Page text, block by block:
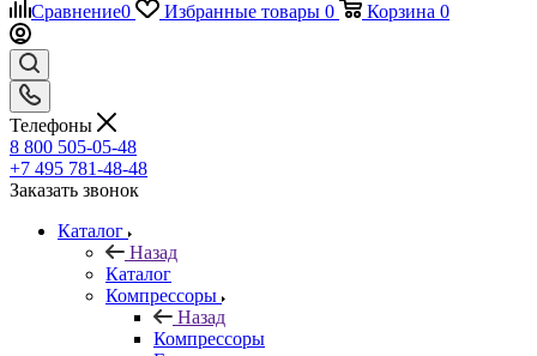
Сравнение0 Избранные товары 0 Корзина 0
Телефоны
8 800 505-05-48
+7 495 781-48-48
Заказать звонок
Каталог
Назад
Каталог
Компрессоры
Назад
Компрессоры